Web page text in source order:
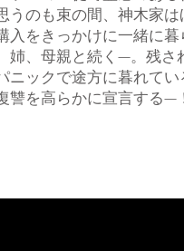
うのも束の間、神木家
入をきっかけに一緒に
姉、母親と続く—。残さ
ニックで途方に暮れて
讐を高らかに宣言する—